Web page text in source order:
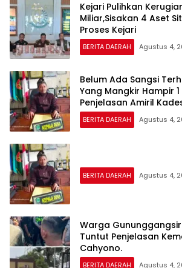
Kejari Pulihkan
Miliar,Sisakan 4 Aset
Proses Kejari
BERITA DAERAH Agustus 4,
Belum Ada Sangsi
Yang Mangkir Hampir
Penjelasan Amiril
BERITA DAERAH Agustus 4,
BERITA DAERAH Agustus 4,
Warga Gununggangsir
Tuntut Penjelasan
Cahyono.
BERITA DAERAH Agustus 4,